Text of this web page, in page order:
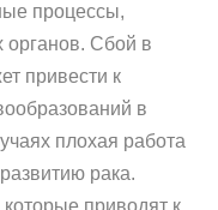
процессы,
Сбой в
привести к
в
плохая работа
рака.
приводят к